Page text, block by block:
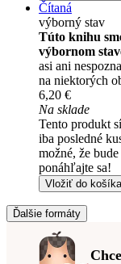
Čítaná
výborný stav
Túto knihu
výbornom
asi ani
na niektorých
6,20 €
Na sklade
Tento produkt
iba posledné
možné, že
ponáhľajte sa!
Vložiť do košíka
Ďalšie formáty